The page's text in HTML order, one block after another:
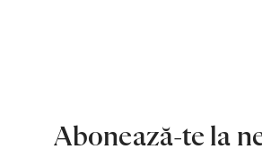
Abonează-te la